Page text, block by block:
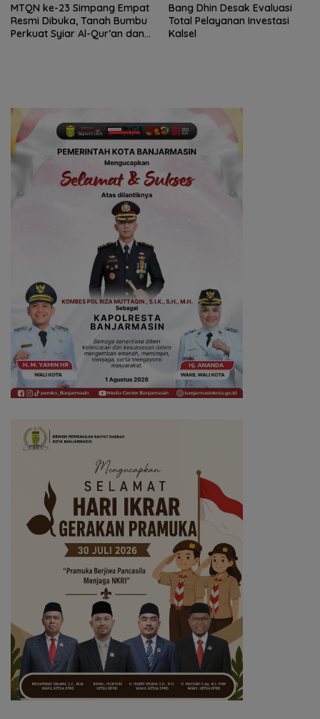
MTQN ke-23 Simpang Empat
Resmi Dibuka, Tanah Bumbu
Perkuat Syiar Al-Qur’an dan
‎Bang Dhin Desak Evaluasi
Total Pelayanan Investasi
Kalsel